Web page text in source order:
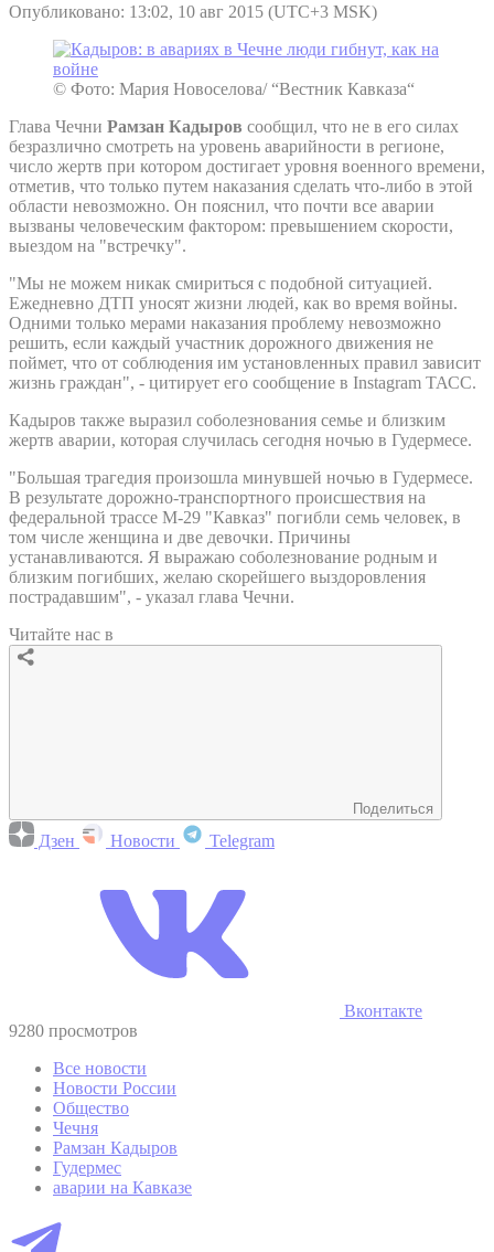
Опубликовано: 13:02, 10 авг 2015 (UTC+3 MSK)
© Фото: Мария Новоселова/ “Вестник Кавказа“
Глава Чечни Рамзан Кадыров сообщил, что не в его силах
безразлично смотреть на уровень аварийности в регионе,
число жертв при котором достигает уровня военного времени,
отметив, что только путем наказания сделать что-либо в этой
области невозможно. Он пояснил, что почти все аварии
вызваны человеческим фактором: превышением скорости,
выездом на "встречку".
"Мы не можем никак смириться с подобной ситуацией.
Ежедневно ДТП уносят жизни людей, как во время войны.
Одними только мерами наказания проблему невозможно
решить, если каждый участник дорожного движения не
поймет, что от соблюдения им установленных правил зависит
жизнь граждан", - цитирует его сообщение в Instagram ТАСС.
Кадыров также выразил соболезнования семье и близким
жертв аварии, которая случилась сегодня ночью в Гудермесе.
"Большая трагедия произошла минувшей ночью в Гудермесе.
В результате дорожно-транспортного происшествия на
федеральной трассе М-29 "Кавказ" погибли семь человек, в
том числе женщина и две девочки. Причины
устанавливаются. Я выражаю соболезнование родным и
близким погибших, желаю скорейшего выздоровления
пострадавшим", - указал глава Чечни.
Читайте нас в
Поделиться
Дзен Новости Telegram
Вконтакте
9280 просмотров
Все новости
Новости России
Общество
Чечня
Рамзан Кадыров
Гудермес
аварии на Кавказе